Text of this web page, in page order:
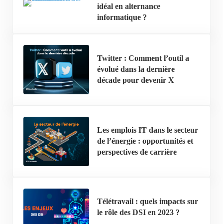
idéal en alternance
informatique ?
Twitter : Comment l’outil a
évolué dans la dernière
décade pour devenir X
Les emplois IT dans le secteur
de l’énergie : opportunités et
perspectives de carrière
Télétravail : quels impacts sur
le rôle des DSI en 2023 ?